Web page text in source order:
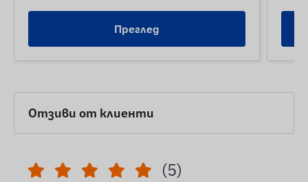
Преглед
Отзиви от клиенти
(5)